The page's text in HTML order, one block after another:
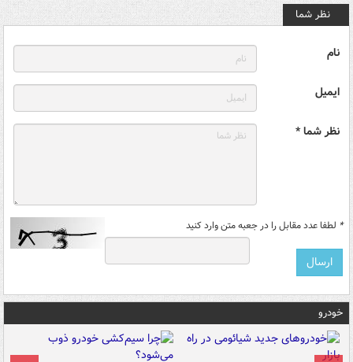
نظر شما
نام
ایمیل
نظر شما *
* لطفا عدد مقابل را در جعبه متن وارد کنید
خودرو